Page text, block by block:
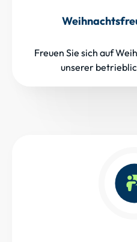
Freuen Sie sich auf
unserer